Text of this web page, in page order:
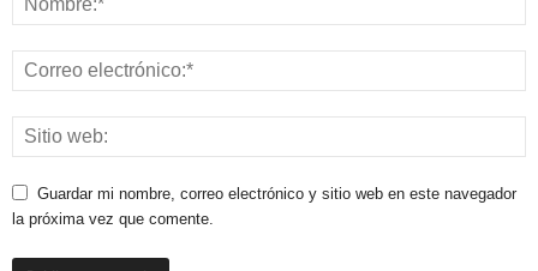
Guardar mi nombre, correo electrónico y sitio web en este navegador
la próxima vez que comente.